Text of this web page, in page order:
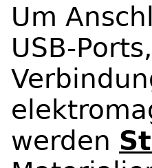
Um
USB-
werden